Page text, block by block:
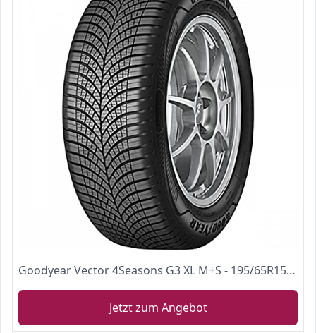
Goodyear Vector 4Seasons G3 XL M+S - 195/65R15 95V - Ganzjahresreifen
Jetzt zum Angebot